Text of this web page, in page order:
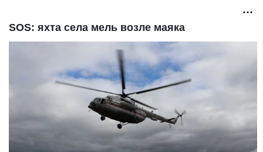
SOS: яхта села мель возле маяка